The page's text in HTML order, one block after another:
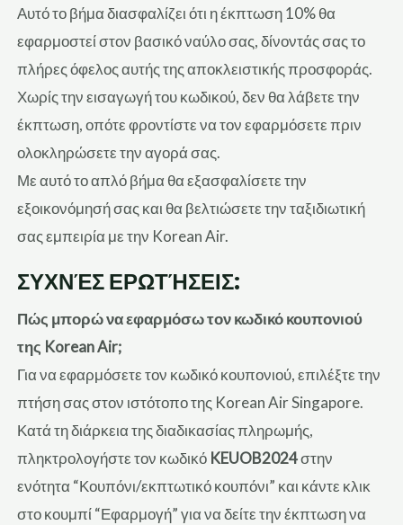
Αυτό το βήμα διασφαλίζει ότι η έκπτωση 10% θα
εφαρμοστεί στον βασικό ναύλο σας, δίνοντάς σας το
πλήρες όφελος αυτής της αποκλειστικής προσφοράς.
Χωρίς την εισαγωγή του κωδικού, δεν θα λάβετε την
έκπτωση, οπότε φροντίστε να τον εφαρμόσετε πριν
ολοκληρώσετε την αγορά σας.
Με αυτό το απλό βήμα θα εξασφαλίσετε την
εξοικονόμησή σας και θα βελτιώσετε την ταξιδιωτική
σας εμπειρία με την Korean Air.
ΣΥΧΝΈΣ ΕΡΩΤΉΣΕΙΣ:
Πώς μπορώ να εφαρμόσω τον κωδικό κουπονιού
της Korean Air;
Για να εφαρμόσετε τον κωδικό κουπονιού, επιλέξτε την
πτήση σας στον ιστότοπο της Korean Air Singapore.
Κατά τη διάρκεια της διαδικασίας πληρωμής,
πληκτρολογήστε τον κωδικό KEUOB2024στην
ενότητα “Κουπόνι/εκπτωτικό κουπόνι” και κάντε κλικ
στο κουμπί “Εφαρμογή” για να δείτε την έκπτωση να